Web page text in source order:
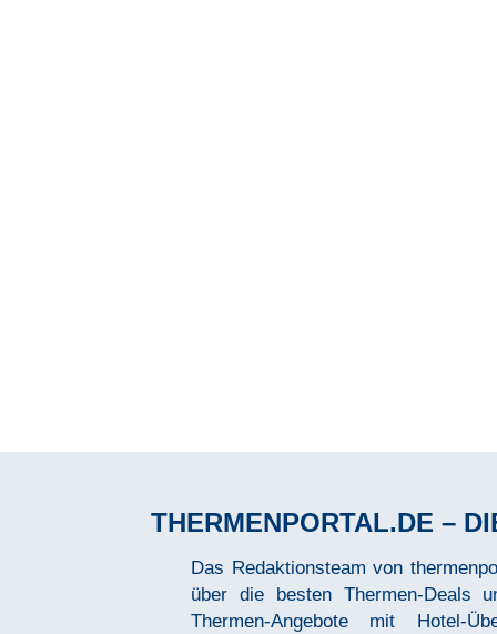
THERMENPORTAL.DE –
Das Redaktionsteam von
über die besten Thermen-Deals
Thermen-Angebote mit Hotel-
Website wertvolle
Thermalbädern in verschiedenen
Norddeutschland. Aber auch